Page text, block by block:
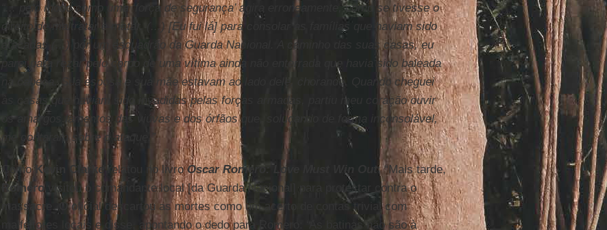
“... pelo modo como uma ‘força de segurança’ agira erroneamente, como se tivesse o
direito de maltratar e matar. (...) [Eu fui lá] para consolar as famílias que haviam sido
atacadas (...) por um esquadrão da Guarda Nacional. A caminho das suas casas, eu
parei para rezar pelo corpo de uma vítima ainda não enterrada que havia sido baleada
na cabeça. Sua esposa e sua mãe estavam ao lado dele, chorando. Quando cheguei
às casas que haviam sido invadidas pelas forças armadas, partiu meu coração ouvir
os amargos lamentos das viúvas e dos órfãos que, soluçando de forma inconsolável,
me contaram sobre o ataque.”
Como Kevin Clarke relatou no livroOscar Romero: Love Must Win Out : “Mais tarde,
Romero
visitou o comandante local [da Guarda Nacional] para protestar contra o
massacre. O oficial descartou as mortes como um acerto de contas trivial com
malfeitores locais e disse, apontando o dedo para Romero: ‘As batinas não são à